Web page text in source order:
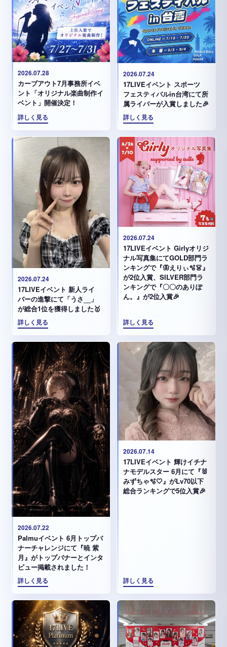
2026.07.28
カーブアウト7月事務所イベ
ント「オリジナル楽曲制作イ
ベント」開催決定！
詳しく見る
2026.07.24
17LIVEイベント スポーツ
フェスティバルin台湾にて所
属ライバーが入賞しました🎉
詳しく見る
2026.07.24
17LIVEイベント 新人ライ
バーの進撃にて「うさ__」
が総合1位を獲得しました🥇
詳しく見る
2026.07.24
17LIVEイベント Girlyオリジ
ナル写真集にてGOLD部門ラ
ンキングで『🦋えりぃ🫧👗』
が2位入賞、SILVER部門ラ
ンキングで『〇〇のありぽ
ん。』が2位入賞🎉
詳しく見る
2026.07.22
Palmuイベント 6月トップバ
ナーチャレンジにて『暁 紫
月』がトップバナーとインタ
ビュー掲載されました！
詳しく見る
2026.07.14
17LIVEイベント 輝けイチナ
ナモデルスター 6月にて『🐰
みずちゃ️🫧🤍』がLv70以下
総合ランキングで5位入賞🎉
詳しく見る